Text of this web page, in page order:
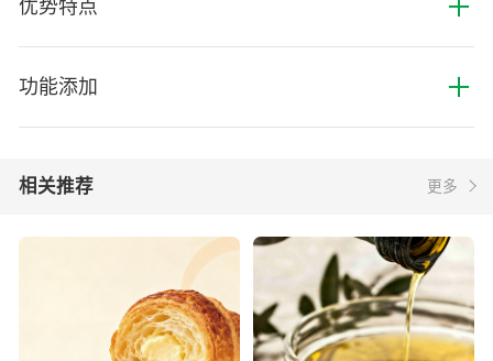
优势特点
功能添加 +
相关推荐 更多